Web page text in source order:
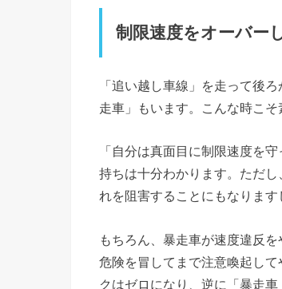
制限速度をオーバー
「追い越し車線」を走って後
走車」もいます。こんな時こ
「自分は真面目に制限速度を
持ちは十分わかります。ただ
れを阻害することにもなりま
もちろん、暴走車が速度違反
危険を冒してまで注意喚起し
クはゼロになり、逆に「暴走